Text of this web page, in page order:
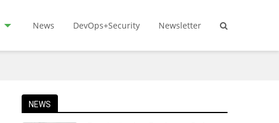
News DevOps+Security Newsletter
NEWS